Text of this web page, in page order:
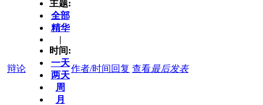
辩论
主题:
全部
精华
|
时间:
一天
两天
周
月
作者/时间 回复 查看最后发表